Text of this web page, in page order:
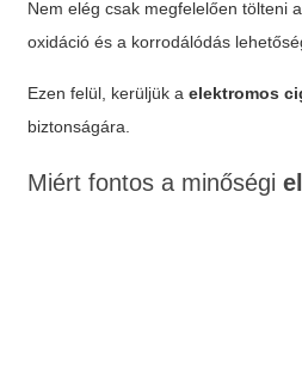
Nem elég csak megfelelően tölteni
oxidáció és a korrodálódás
Ezen felül, kerüljük aelektromos
biztonságára.
Miért fontos a minőségi